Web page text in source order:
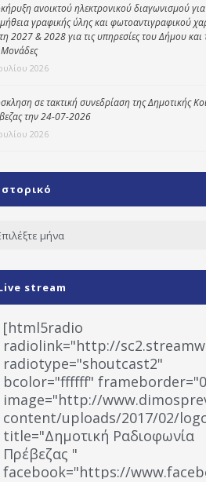
ανοικτού ηλεκτρονικού διαγωνισμού
γραφικής ύλης και φωτοαντιγραφικού
2027 & 2028 για τις υπηρεσίες του Δήμου και
2026
σε τακτική συνεδρίαση της Δημοτικής
την 24-07-2026
2026
stream
[html5radio
radiolink="http://
radiotype="shoutcast2"
bcolor="ffffff"
image="http://
content/uploads/2017/02/
title="Δημοτική Ραδιοφωνία
Πρέβεζας "
facebook="https://